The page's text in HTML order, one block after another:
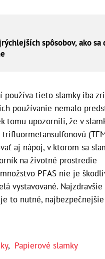
spôsobov, ako sa
používa tieto slamky iba
používanie nemalo
tomu upozornili, že v
aj nápoj, v ktorom sa
na životné prostredie
PFAS nie je
vystavované.
to nutné,
, Papierové slamky